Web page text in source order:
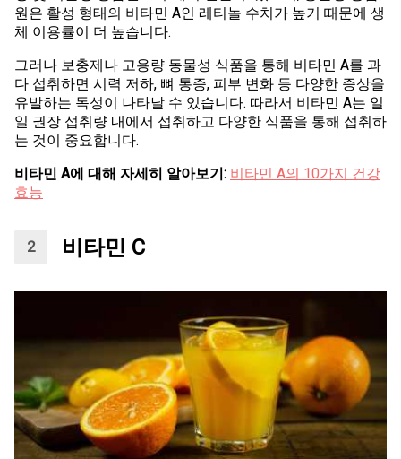
원은 활성 형태의 비타민 A인 레티놀 수치가 높기 때문에 생
체 이용률이 더 높습니다.
그러나 보충제나 고용량 동물성 식품을 통해 비타민 A를 과
다 섭취하면 시력 저하, 뼈 통증, 피부 변화 등 다양한 증상을
유발하는 독성이 나타날 수 있습니다. 따라서 비타민 A는 일
일 권장 섭취량 내에서 섭취하고 다양한 식품을 통해 섭취하
는 것이 중요합니다.
비타민 A에 대해 자세히 알아보기: 비타민 A의 10가지 건강
효능
비타민 C